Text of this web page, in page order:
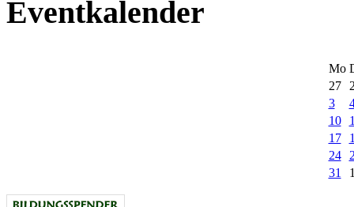
Eventkalender
Mo
27
3
10
17
24
31